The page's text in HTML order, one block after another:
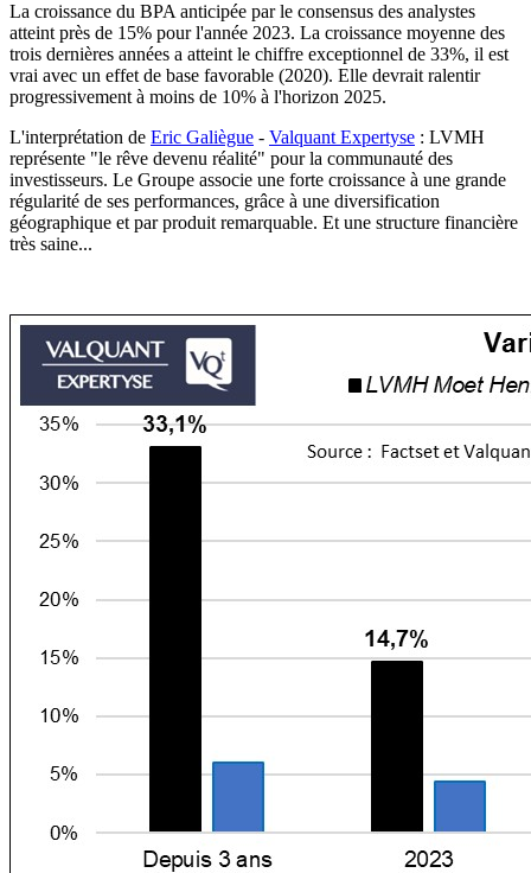
La croissance du BPA anticipée par le consensus des analystes
atteint près de 15% pour l'année 2023. La croissance moyenne des
trois dernières années a atteint le chiffre exceptionnel de 33%, il est
vrai avec un effet de base favorable (2020). Elle devrait ralentir
progressivement à moins de 10% à l'horizon 2025.
L'interprétation de Eric Galiègue - Valquant Expertyse : LVMH
représente "le rêve devenu réalité" pour la communauté des
investisseurs. Le Groupe associe une forte croissance à une grande
régularité de ses performances, grâce à une diversification
géographique et par produit remarquable. Et une structure financière
très saine...